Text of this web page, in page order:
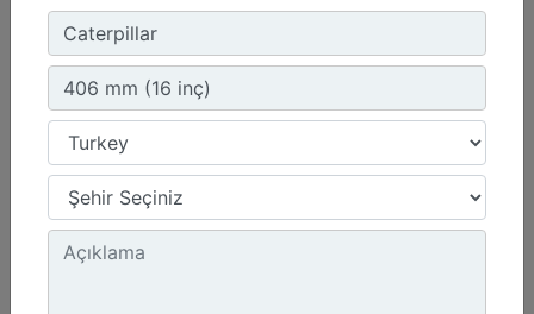
1.2 ft³ - 34 l
Ağırlık :